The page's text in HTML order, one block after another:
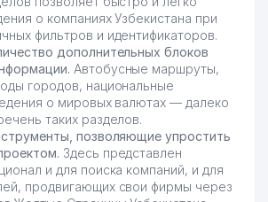
о компаниях Узбекистана при
фильтров и идентификаторов.
дополнительных блоков
Автобусные маршруты,
городов, национальные
о мировых валютах — далеко
таких разделов.
позволяющие упростить
Здесь представлен
и для поиска компаний, и для
продвигающих свои фирмы через